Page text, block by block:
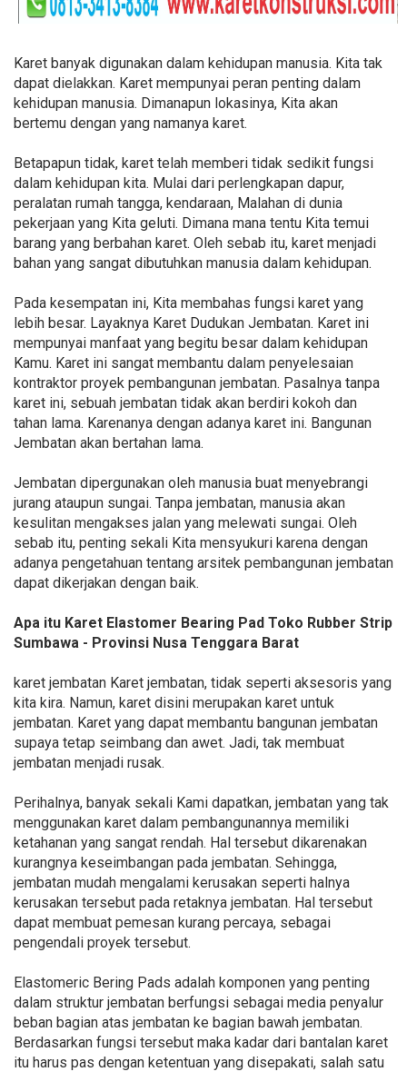
Karet banyak digunakan dalam kehidupan manusia. Kita tak
dapat dielakkan. Karet mempunyai peran penting dalam
kehidupan manusia. Dimanapun lokasinya, Kita akan
bertemu dengan yang namanya karet.
Betapapun tidak, karet telah memberi tidak sedikit fungsi
dalam kehidupan kita. Mulai dari perlengkapan dapur,
peralatan rumah tangga, kendaraan, Malahan di dunia
pekerjaan yang Kita geluti. Dimana mana tentu Kita temui
barang yang berbahan karet. Oleh sebab itu, karet menjadi
bahan yang sangat dibutuhkan manusia dalam kehidupan.
Pada kesempatan ini, Kita membahas fungsi karet yang
lebih besar. Layaknya Karet Dudukan Jembatan. Karet ini
mempunyai manfaat yang begitu besar dalam kehidupan
Kamu. Karet ini sangat membantu dalam penyelesaian
kontraktor proyek pembangunan jembatan. Pasalnya tanpa
karet ini, sebuah jembatan tidak akan berdiri kokoh dan
tahan lama. Karenanya dengan adanya karet ini. Bangunan
Jembatan akan bertahan lama.
Jembatan dipergunakan oleh manusia buat menyebrangi
jurang ataupun sungai. Tanpa jembatan, manusia akan
kesulitan mengakses jalan yang melewati sungai. Oleh
sebab itu, penting sekali Kita mensyukuri karena dengan
adanya pengetahuan tentang arsitek pembangunan jembatan
dapat dikerjakan dengan baik.
Apa itu Karet Elastomer Bearing Pad Toko Rubber Strip
Sumbawa - Provinsi Nusa Tenggara Barat
karet jembatan Karet jembatan, tidak seperti aksesoris yang
kita kira. Namun, karet disini merupakan karet untuk
jembatan. Karet yang dapat membantu bangunan jembatan
supaya tetap seimbang dan awet. Jadi, tak membuat
jembatan menjadi rusak.
Perihalnya, banyak sekali Kami dapatkan, jembatan yang tak
menggunakan karet dalam pembangunannya memiliki
ketahanan yang sangat rendah. Hal tersebut dikarenakan
kurangnya keseimbangan pada jembatan. Sehingga,
jembatan mudah mengalami kerusakan seperti halnya
kerusakan tersebut pada retaknya jembatan. Hal tersebut
dapat membuat pemesan kurang percaya, sebagai
pengendali proyek tersebut.
Elastomeric Bering Pads adalah komponen yang penting
dalam struktur jembatan berfungsi sebagai media penyalur
beban bagian atas jembatan ke bagian bawah jembatan.
Berdasarkan fungsi tersebut maka kadar dari bantalan karet
itu harus pas dengan ketentuan yang disepakati, salah satu